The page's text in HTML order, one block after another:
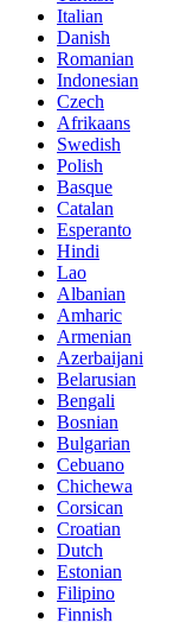
Italian
Danish
Romanian
Indonesian
Czech
Afrikaans
Swedish
Polish
Basque
Catalan
Esperanto
Hindi
Lao
Albanian
Amharic
Armenian
Azerbaijani
Belarusian
Bengali
Bosnian
Bulgarian
Cebuano
Chichewa
Corsican
Croatian
Dutch
Estonian
Filipino
Finnish